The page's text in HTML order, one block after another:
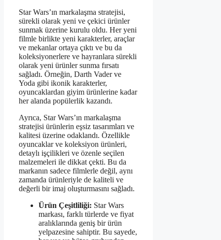
Star Wars’ın markalaşma stratejisi,
sürekli olarak yeni ve çekici ürünler
sunmak üzerine kurulu oldu. Her yeni
filmle birlikte yeni karakterler, araçlar
ve mekanlar ortaya çıktı ve bu da
koleksiyonerlere ve hayranlara sürekli
olarak yeni ürünler sunma fırsatı
sağladı. Örneğin, Darth Vader ve
Yoda gibi ikonik karakterler,
oyuncaklardan giyim ürünlerine kadar
her alanda popülerlik kazandı.
Ayrıca, Star Wars’ın markalaşma
stratejisi ürünlerin eşsiz tasarımları ve
kalitesi üzerine odaklandı. Özellikle
oyuncaklar ve koleksiyon ürünleri,
detaylı işçilikleri ve özenle seçilen
malzemeleri ile dikkat çekti. Bu da
markanın sadece filmlerle değil, aynı
zamanda ürünleriyle de kaliteli ve
değerli bir imaj oluşturmasını sağladı.
Ürün Çeşitliliği: Star Wars
markası, farklı türlerde ve fiyat
aralıklarında geniş bir ürün
yelpazesine sahiptir. Bu sayede,